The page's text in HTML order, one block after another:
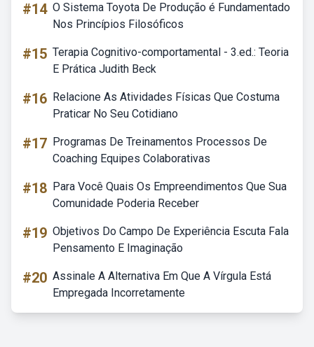
#14 O Sistema Toyota De Produção é Fundamentado
Nos Princípios Filosóficos
#15 Terapia Cognitivo-comportamental - 3.ed.: Teoria
E Prática Judith Beck
#16 Relacione As Atividades Físicas Que Costuma
Praticar No Seu Cotidiano
#17 Programas De Treinamentos Processos De
Coaching Equipes Colaborativas
#18 Para Você Quais Os Empreendimentos Que Sua
Comunidade Poderia Receber
#19 Objetivos Do Campo De Experiência Escuta Fala
Pensamento E Imaginação
#20 Assinale A Alternativa Em Que A Vírgula Está
Empregada Incorretamente